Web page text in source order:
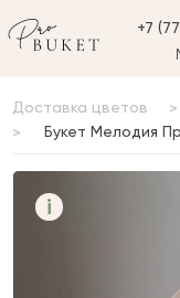
+7
Доставка цветов
Букет Мелодия
i